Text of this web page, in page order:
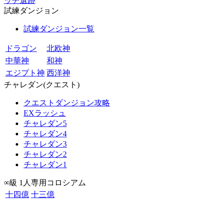
試練ダンジョン
試練ダンジョン一覧
ドラゴン
北欧神
中華神
和神
エジプト神 西洋神
チャレダン(クエスト)
クエストダンジョン攻略
EXラッシュ
チャレダン5
チャレダン4
チャレダン3
チャレダン2
チャレダン1
∞級 1人専用コロシアム
十四億 十三億